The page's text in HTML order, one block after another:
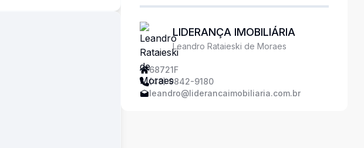
LIDERANÇA IMOBILIÁRIA
Leandro Rataieski de Moraes
68721F
(48) 9842-9180
leandro@liderancaimobiliaria.com.br